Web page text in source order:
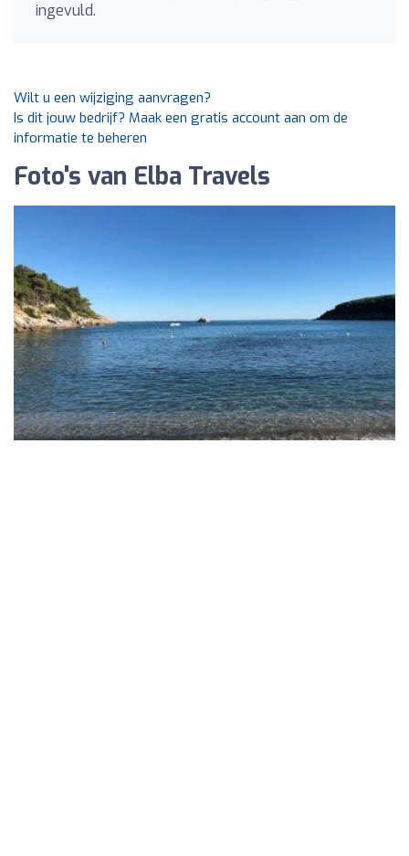
ingevuld.
Wilt u een wijziging aanvragen?
Is dit jouw bedrijf? Maak een gratis account aan om de
informatie te beheren
Foto's van Elba Travels